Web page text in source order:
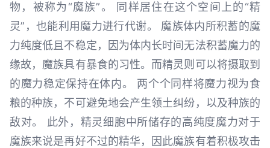
物，被称为“魔族”。 同样居住在这个空间上的“精
灵”，也能利用魔力进行代谢。 魔族体内所积蓄的魔
力纯度低且不稳定，因为体内长时间无法积蓄魔力的
缘故，魔族具有暴食的习性。而精灵则可以将摄取到
的魔力稳定保持在体内。 两个个同样将魔力视为食
粮的种族，不可避免地会产生领土纠纷，以及种族的
敌对。 此外，精灵细胞中所储存的高纯度魔力对于
魔族来说是再好不过的精华，因此魔族有着积极攻击